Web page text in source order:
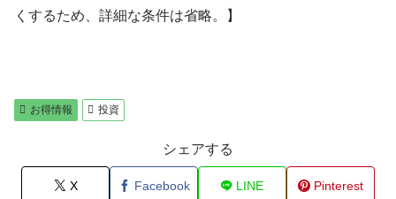
くするため、詳細な条件は省略。】
お得情報 投資
シェアする
X Facebook LINE Pinterest